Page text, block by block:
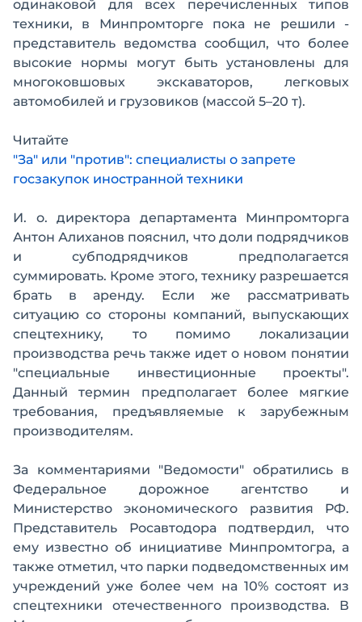
одинаковой для всех перечисленных типов
техники, в Минпромторге пока не решили -
представитель ведомства сообщил, что более
высокие нормы могут быть установлены для
многоковшовых экскаваторов, легковых
автомобилей и грузовиков (массой 5–20 т).
Читайте
"За" или "против": специалисты о запрете
госзакупок иностранной техники
И. о. директора департамента Минпромторга
Антон Алиханов пояснил, что доли подрядчиков
и субподрядчиков предполагается
суммировать. Кроме этого, технику разрешается
брать в аренду. Если же рассматривать
ситуацию со стороны компаний, выпускающих
спецтехнику, то помимо локализации
производства речь также идет о новом понятии
"специальные инвестиционные проекты".
Данный термин предполагает более мягкие
требования, предъявляемые к зарубежным
производителям.
За комментариями "Ведомости" обратились в
Федеральное дорожное агентство и
Министерство экономического развития РФ.
Представитель Росавтодора подтвердил, что
ему известно об инициативе Минпромтогра, а
также отметил, что парки подведомственных им
учреждений уже более чем на 10% состоят из
спецтехники отечественного производства. В